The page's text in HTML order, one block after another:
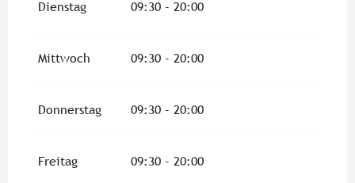
vom 1 September 2026bis zum
Dienstag 09:30 - 20:00
Mittwoch 09:30 - 20:00
Donnerstag 09:30 - 20:00
Freitag 09:30 - 20:00